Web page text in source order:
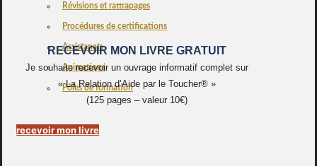
Révisions et rattrapages
Procédures de certifications
Assistanats
Animations
Pôles de formation
RECEVOIR MON LIVRE GRATUIT
Je souhaite recevoir un ouvrage informatif complet sur
« La Relation d’Aide par le Toucher® »
(125 pages – valeur 10€)
recevoir mon livre